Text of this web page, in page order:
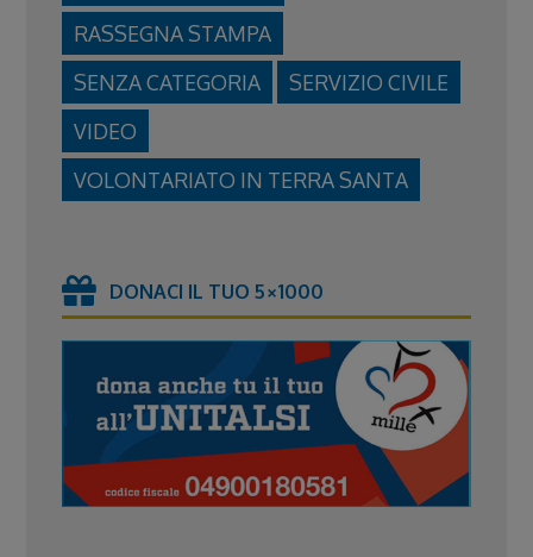
RASSEGNA STAMPA
SENZA CATEGORIA
SERVIZIO CIVILE
VIDEO
VOLONTARIATO IN TERRA SANTA
DONACI IL TUO 5×1000